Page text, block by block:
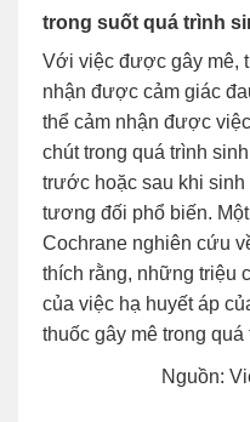
trong suốt quá trình
Với việc được gây mê,
nhận được cảm giác
thể cảm nhận được
chút trong quá trình
trước hoặc sau khi
tương đối phổ biến.
Cochrane nghiên cứu
thích rằng, những triệu
của việc hạ huyết áp
thuốc gây mê trong quá
Nguồn: